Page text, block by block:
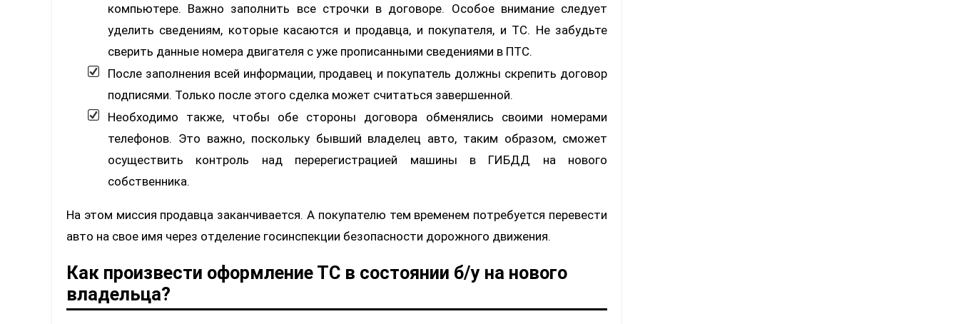
компьютере. Важно заполнить все строчки в договоре. Особое внимание следует
уделить сведениям, которые касаются и продавца, и покупателя, и ТС. Не забудьте
сверить данные номера двигателя с уже прописанными сведениями в ПТС.
После заполнения всей информации, продавец и покупатель должны скрепить договор
подписями. Только после этого сделка может считаться завершенной.
Необходимо также, чтобы обе стороны договора обменялись своими номерами
телефонов. Это важно, поскольку бывший владелец авто, таким образом, сможет
осуществить контроль над перерегистрацией машины в ГИБДД на нового
собственника.
На этом миссия продавца заканчивается. А покупателю тем временем потребуется перевести
авто на свое имя через отделение госинспекции безопасности дорожного движения.
Как произвести оформление ТС в состоянии б/у на нового
владельца?